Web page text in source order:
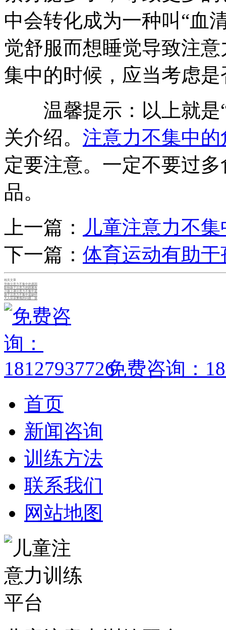
中会转化成为一种叫“血
觉舒服而想睡觉导致注
集中的时候，应当考虑
温馨提示：以上就是
关介绍。 注意力不集中的
定要注意。一定不要过
品。
上一篇： 儿童注意力不
下一篇： 体育运动有助
相关文章
导致注意力不集中的原因
影响孩子注意力的因素有
小孩上课注意力不集中是
孩子注意力不集中是缺锌
大人应该重视的问题：孩
免费咨询：
首页
新闻咨询
训练方法
联系我们
网站地图